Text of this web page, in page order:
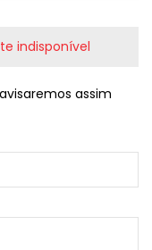
indisponível
assim